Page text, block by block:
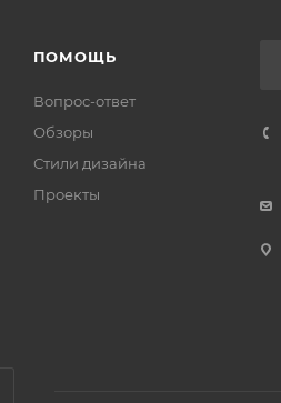
ПОМОЩЬ
Вопрос-ответ
Обзоры
Стили дизайна
Проекты